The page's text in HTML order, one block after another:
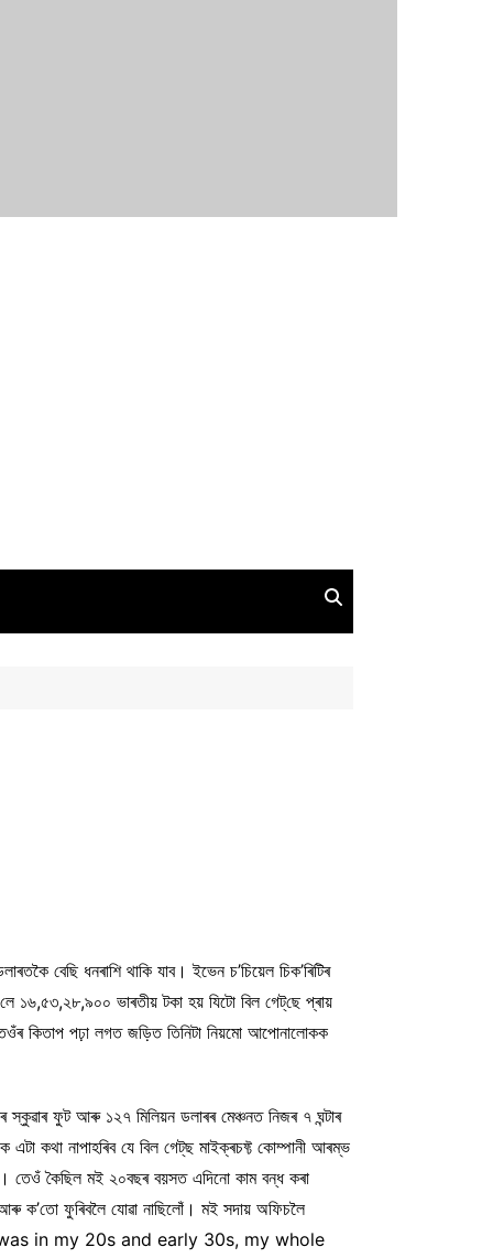
বেছি ধনৰাশি থাকি যাব। ইভেন চ’চিয়েল চিক’ৰিটিৰ
১৬,৫৩,২৮,৯০০ ভাৰতীয় টকা হয় যিটো বিল গেট্‌ছে প্ৰায়
কিতাপ পঢ়া লগত জড়িত তিনিটা নিয়মো আপোনালোকক
স্কুৱাৰ ফুট আৰু ১২৭ মিলিয়ন ডলাৰৰ মেঞ্চনত নিজৰ ৭ ঘন্টাৰ
কথা নাপাহৰিব যে বিল গেট্‌ছ মাইক্ৰচফ্ট কোম্পানী আৰম্ভ
তেওঁ কৈছিল মই ২০বছৰ বয়সত এদিনো কাম বন্ধ কৰা
ক’তো ফুৰিবলৈ যোৱা নাছিলোঁ। মই সদায় অফিচলৈ
I was in my 20s and early 30s, my whole